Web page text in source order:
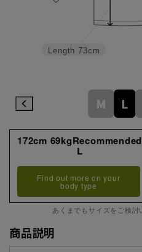
Length 73cm
M L
172cm 69kgRecommended
L
Find out more on your
body type
あくまでもサイズをご検討
商品説明